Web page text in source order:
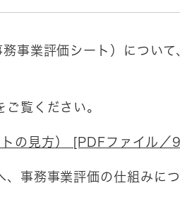
事業評価シート）について
覧ください。
の見方） [PDFファイル／
事務事業評価の仕組みに